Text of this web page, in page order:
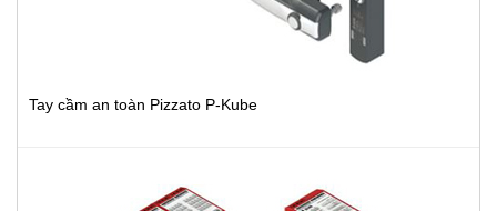
Tay cầm an toàn Pizzato P-Kube